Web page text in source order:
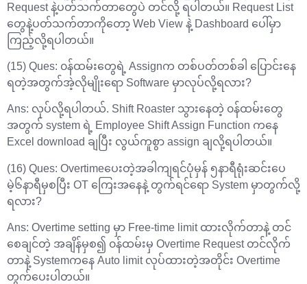
Request နဲ့ပတ်သက်တာတွေပဲ တင်လို့ ရပါတယ်။ Request List
တွေနဲ့ပတ်သက်တာကိုတော့ Web View နဲ့ Dashboard ပေါ်မှာ
ကြည့်လို့ရပါတယ်။
(15) Ques: ၀န်ထမ်းတွေရဲ့ Assignက တစ်ပတ်တစ်ခါ ပြောင်းနေ
ရတဲ့အတွက်အဲ့လိုမျိုး‌ရော Software မှာလုပ်လို့ရလား?
Ans: လုပ်လို့ရပါတယ်. Shift Roaster သွားနေတဲ့ ၀န်ထမ်းတွေ
အတွက် system ရဲ့ Employee Shift Assign Function ကနေ
Excel download ချပြီး လွယ်ကူစွာ assign ချလို့ရပါတယ်။
(16) Ques: Overtimeပေးတဲ့အခါကျရင်ပုံမှန် ၅နာရီရုံးဆင်းပေ
မဲ့၆နာရီမှစပြီး OT ကြေးအနေနဲ့ တွက်ရင်‌ရော System မှာတွက်လို့
ရလား?
Ans: Overtime setting မှာ Free-time limit ထားလိုက်တာနဲ့ တင်
စေချင်တဲ့ အချိန်မှစ၍ ၀န်ထမ်းမှ Overtime Request တင်လိုက်
တာနဲ့ Systemကနေ Auto limit လုပ်ထားတဲ့အတိုင်း Overtime
တွက်ပေးပါတယ်။